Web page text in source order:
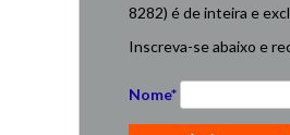
8282) é de inteira e
Inscreva-se abaixo e
Nome*